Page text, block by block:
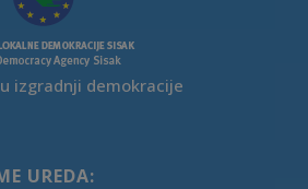
izgradnji demokracije
UREDA: